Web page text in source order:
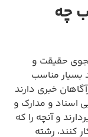
چه
حقیقت و
بسیار مناسب
خبری دارند
اسناد و مدارک و
و آنچه را که
کنند، رشته